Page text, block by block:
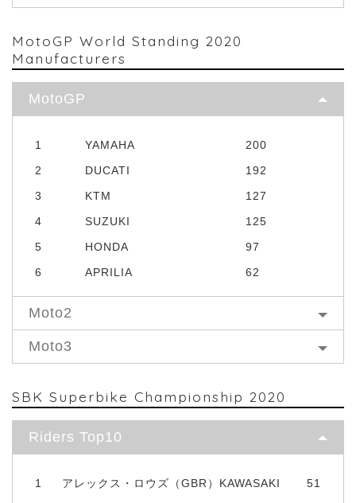
MotoGP World Standing 2020
Manufacturers
MotoGP
1 YAMAHA
200
2
DUCATI
192
3
KTM
127
4
SUZUKI
125
5
HONDA
97
6
APRILIA 62
Moto2
Moto3
SBK Superbike Championship 2020
Riders Top10
1 アレックス・ロウズ（GBR）KAWASAKI 51